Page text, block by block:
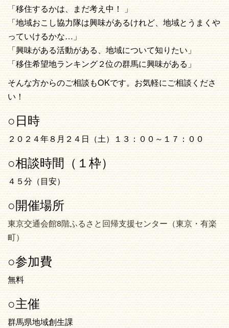
「移住するかは、まだ考え中！ 」
「地域おこし協力隊は興味があるけれど、地域とうまくや
っていけるかな…」
「興味がある活動がある、地域について知りたい」
「移住希望地ランキング２位の群馬に興味がある」
そんな方からのご相談もOKです。お気軽にご相談くださ
い！
○日時
２０２４年８月２４日（土）１３：００～１７：００
○相談時間（１枠）
４５分（目安）
○開催場所
東京交通会館8階ふるさと回帰支援センター（東京・有楽
町）
○参加費
無料
○主催
群馬県地域創生課